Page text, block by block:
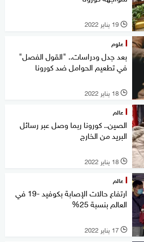
l 19 يناير 2022
علوم
بعد جدل ودراسات.. "القول الفصل"
في تطعيم الحوامل ضد كورونا
l 18 يناير 2022
عالم
الصين.. كورونا ربما وصل عبر رسائل
البريد من الخارج
l 18 يناير 2022
عالم
ارتفاع حالات الإصابة بكوفيد -19 في
العالم بنسبة 25%
l 17 يناير 2022